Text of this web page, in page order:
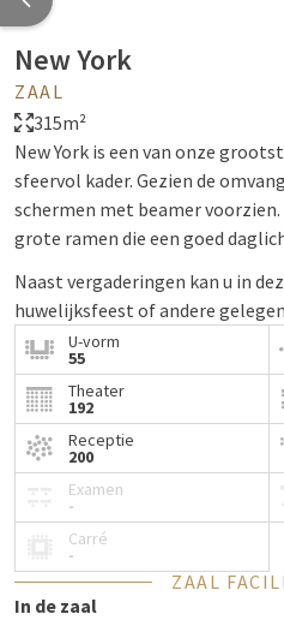
New York
ZAAL
315m²
New York is een van onze
sfeervol kader. Gezien de
schermen met beamer
grote ramen die een goed
Naast vergaderingen kan u in
huwelijksfeest of andere
de sterrenhemel valt deze zaal
Ook is zaal New York voorzien
naar kleur kunnen aangepast
met een thema werkt.
Bekijk de plattegrond
Onze zalen beschikken
faciliteiten:
Veel daglicht
Sfeerverlichting
U-vorm
55
Theater
192
Receptie
200
Examen
-
Carré
-
ZAAL
In de zaal